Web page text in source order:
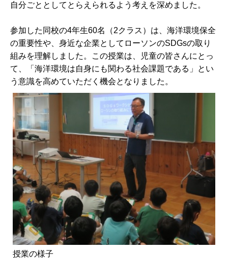
自分ごととしてとらえられるよう考えを深めました。
参加した同校の4年生60名（2クラス）は、海洋環境保全
の重要性や、身近な企業としてローソンのSDGsの取り
組みを理解しました。この授業は、児童の皆さんにとっ
て、「海洋環境は自身にも関わる社会課題である」とい
う意識を高めていただく機会となりました。
授業の様子